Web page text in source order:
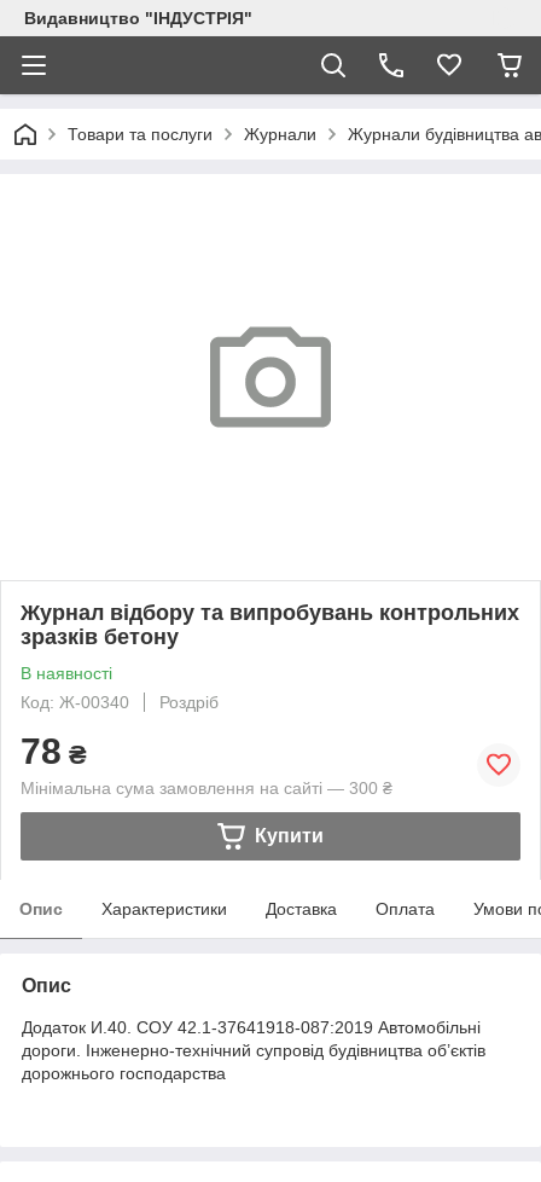
Видавництво "ІНДУСТРІЯ"
Товари та послуги Журнали Журнали будівництва
Журнал відбору та випробувань контрольних
зразків бетону
В наявності
Код: Ж-00340
Роздріб
78 ₴
Мінімальна сума замовлення на сайті — 300 ₴
Купити
Опис Характеристики Доставка Оплата Умови
Опис
Додаток И.40. СОУ 42.1-37641918-087:2019 Автомобільні
дороги. Інженерно-технічний супровід будівництва об’єктів
дорожнього господарства